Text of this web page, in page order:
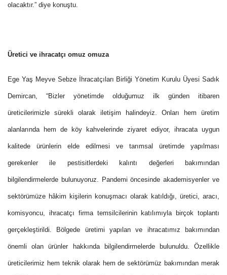
olacaktır.” diye konuştu.
Üretici ve ihracatçı omuz omuza
Ege Yaş Meyve Sebze İhracatçıları Birliği Yönetim Kurulu Üyesi Sadık
Demircan, “Bizler yönetimde olduğumuz ilk günden itibaren
üreticilerimizle sürekli olarak iletişim halindeyiz. Onları hem üretim
alanlarında hem de köy kahvelerinde ziyaret ediyor, ihracata uygun
kalitede ürünlerin elde edilmesi ve tarımsal üretimde yapılması
gerekenler ile pestisitlerdeki kalıntı değerleri bakımından
bilgilendirmelerde bulunuyoruz. Pandemi öncesinde akademisyenler ve
sektörümüze hâkim kişilerin konuşmacı olarak katıldığı, üretici, aracı,
komisyoncu, ihracatçı firma temsilcilerinin katılımıyla birçok toplantı
gerçekleştirildi. Bölgede üretimi yapılan ve ihracatımız bakımından
önemli olan ürünler hakkında bilgilendirmelerde bulunuldu. Özellikle
üreticilerimiz hem teknik olarak hem de sektörümüz bakımından merak